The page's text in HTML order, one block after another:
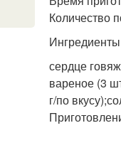
Сердца
Количество
сердце
вареное (3
г/по